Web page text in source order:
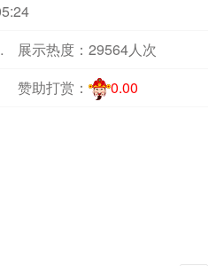
才市场
展示热度： 29564人次
赞助打赏： 0.00